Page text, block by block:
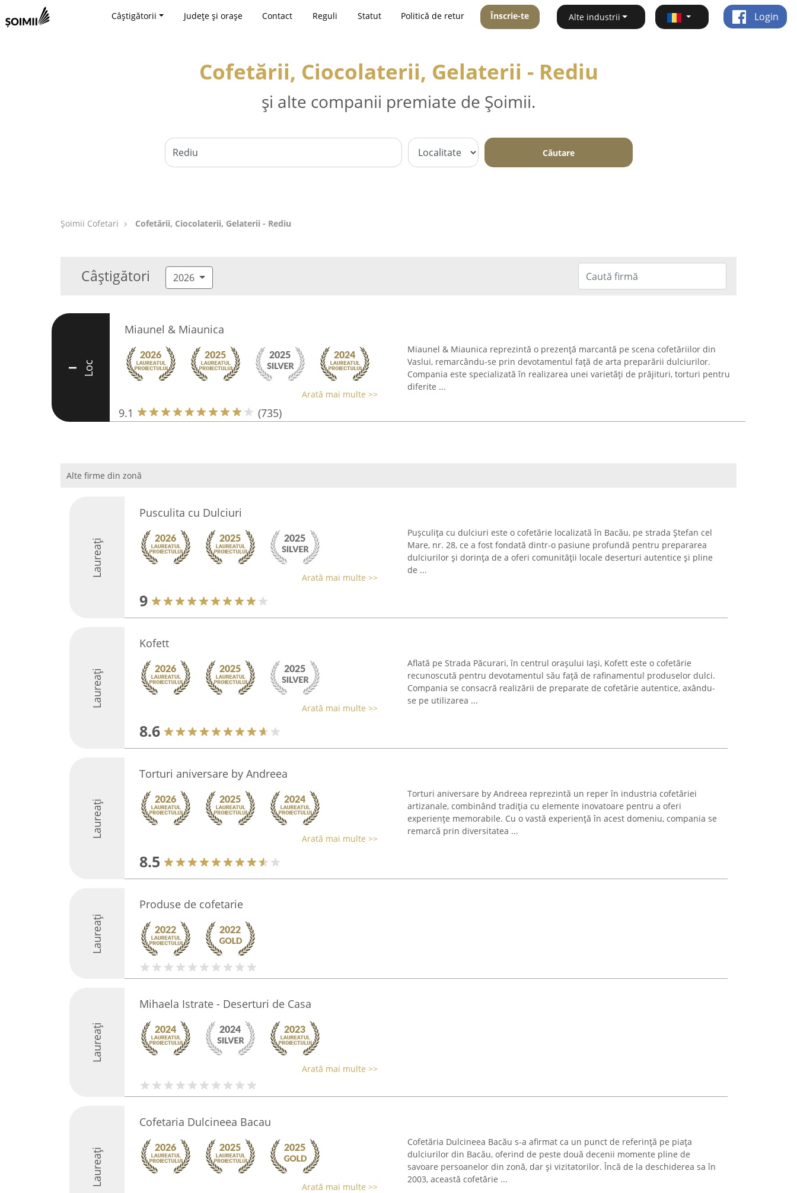
Câștigătorii Județe și orașe Contact Reguli Statut Politică de retur Înscrie-te Alte industrii Login
Cofetării, Ciocolaterii, Gelaterii - Rediu
și alte companii premiate de Șoimii.
Căutare
Șoimii Cofetari Cofetării, Ciocolaterii, Gelaterii - Rediu
Câștigători 2026
I Loc
Miaunel & Miaunica
Arată mai multe >>
9.1 (735)
Miaunel & Miaunica reprezintă o prezență marcantă pe scena cofetăriilor din
Vaslui, remarcându-se prin devotamentul față de arta preparării dulciurilor.
Compania este specializată în realizarea unei varietăți de prăjituri, torturi pentru
diferite ...
Alte firme din zonă
Laureați
Pusculita cu Dulciuri
Arată mai multe >>
9
Pușculița cu dulciuri este o cofetărie localizată în Bacău, pe strada Ștefan cel
Mare, nr. 28, ce a fost fondată dintr-o pasiune profundă pentru prepararea
dulciurilor și dorința de a oferi comunității locale deserturi autentice și pline
de ...
Laureați
Kofett
Arată mai multe >>
8.6
Aflată pe Strada Păcurari, în centrul orașului Iași, Kofett este o cofetărie
recunoscută pentru devotamentul său față de rafinamentul produselor dulci.
Compania se consacră realizării de preparate de cofetărie autentice, axându-
se pe utilizarea ...
Laureați
Torturi aniversare by Andreea
Arată mai multe >>
8.5
Torturi aniversare by Andreea reprezintă un reper în industria cofetăriei
artizanale, combinând tradiția cu elemente inovatoare pentru a oferi
experiențe memorabile. Cu o vastă experiență în acest domeniu, compania se
remarcă prin diversitatea ...
Laureați
Produse de cofetarie
Laureați
Mihaela Istrate - Deserturi de Casa
Arată mai multe >>
Laureați
Cofetaria Dulcineea Bacau
Arată mai multe >>
Cofetăria Dulcineea Bacău s-a afirmat ca un punct de referință pe piața
dulciurilor din Bacău, oferind de peste două decenii momente pline de
savoare persoanelor din zonă, dar și vizitatorilor. Încă de la deschiderea sa în
2003, această cofetărie ...